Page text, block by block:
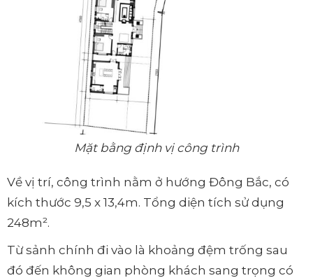
Mặt bằng định vị công trình
Về vị trí, công trình nằm ở hướng Đông Bắc, có
kích thước 9,5 x 13,4m. Tổng diện tích sử dụng
248m².
Từ sảnh chính đi vào là khoảng đệm trống sau
đó đến không gian phòng khách sang trọng có